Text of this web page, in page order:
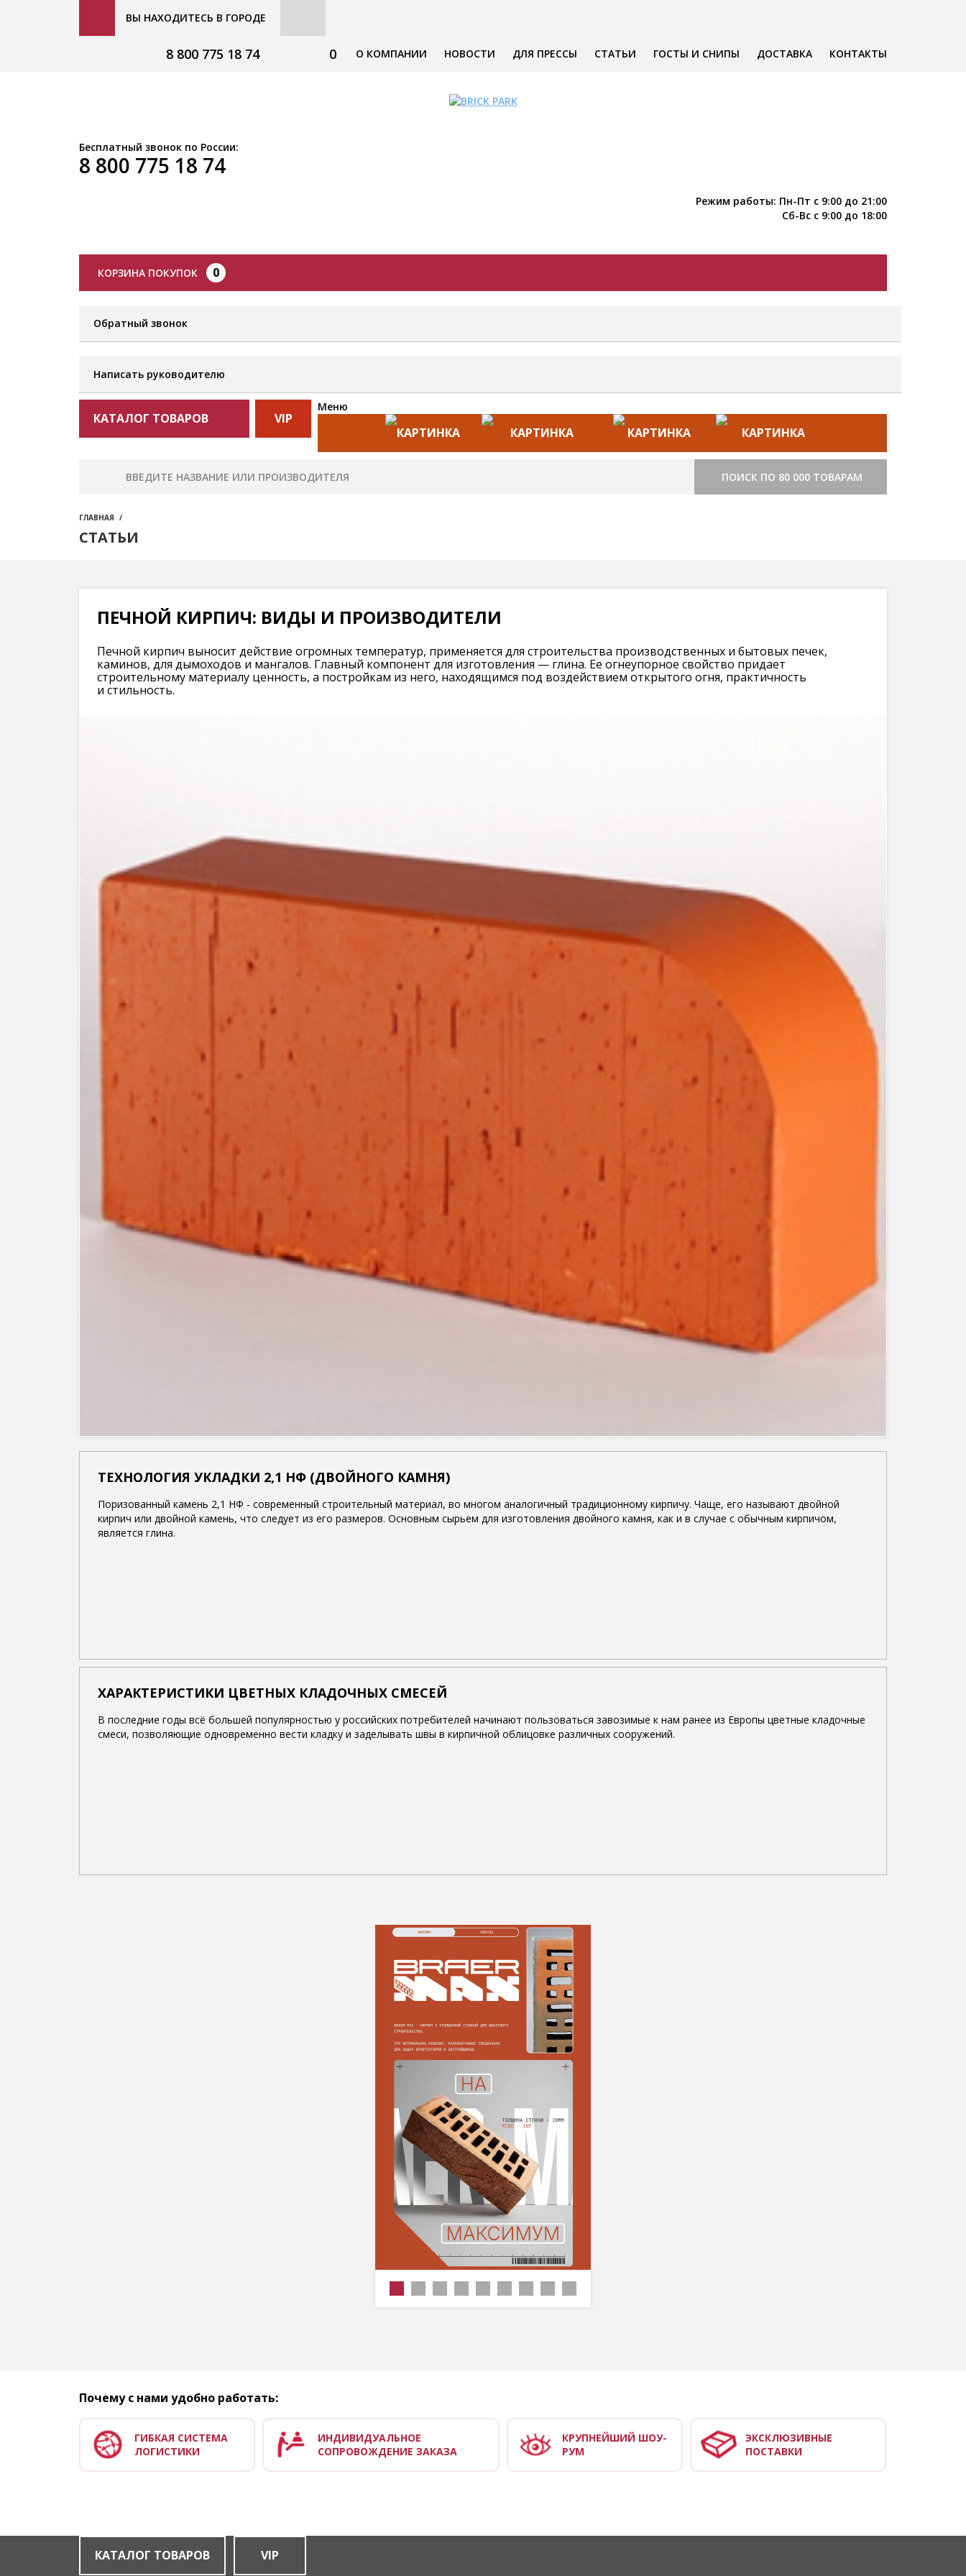
ВЫ НАХОДИТЕСЬ В ГОРОДЕ
О КОМПАНИИ НОВОСТИ ДЛЯ ПРЕССЫ СТАТЬИ ГОСТЫ И СНИПЫ ДОСТАВКА КОНТАКТЫ
0
8 800 775 18 74
Бесплатный звонок по России:
8 800 775 18 74
Режим работы: Пн-Пт с 9:00 до 21:00
Сб-Вс с 9:00 до 18:00
КОРЗИНА ПОКУПОК 0
Обратный звонок
Написать руководителю
КАТАЛОГ ТОВАРОВ VIP
Меню
СТРОИТЕЛЬСТВО
ПОИСК ПО 80 000 ТОВАРАМ
ГЛАВНАЯ
СТАТЬИ
ПЕЧНОЙ КИРПИЧ: ВИДЫ И ПРОИЗВОДИТЕЛИ
Печной кирпич выносит действие огромных температур, применяется для строительства производственных и бытовых печек,
каминов, для дымоходов и мангалов. Главный компонент для изготовления — глина. Ее огнеупорное свойство придает
строительному материалу ценность, а постройкам из него, находящимся под воздействием открытого огня, практичность
и стильность.
ТЕХНОЛОГИЯ УКЛАДКИ 2,1 НФ (ДВОЙНОГО КАМНЯ)
Поризованный камень 2,1 НФ - современный строительный материал, во многом аналогичный традиционному кирпичу. Чаще, его называют двойной
кирпич или двойной камень, что следует из его размеров. Основным сырьем для изготовления двойного камня, как и в случае с обычным кирпичом,
является глина.
ХАРАКТЕРИСТИКИ ЦВЕТНЫХ КЛАДОЧНЫХ СМЕСЕЙ
В последние годы всё большей популярностью у российских потребителей начинают пользоваться завозимые к нам ранее из Европы цветные кладочные
смеси, позволяющие одновременно вести кладку и заделывать швы в кирпичной облицовке различных сооружений.
Почему с нами удобно работать:
ГИБКАЯ СИСТЕМА
ЛОГИСТИКИ
ИНДИВИДУАЛЬНОЕ
СОПРОВОЖДЕНИЕ ЗАКАЗА
КРУПНЕЙШИЙ ШОУ-
РУМ
ЭКСКЛЮЗИВНЫЕ
ПОСТАВКИ
КАТАЛОГ ТОВАРОВ VIP